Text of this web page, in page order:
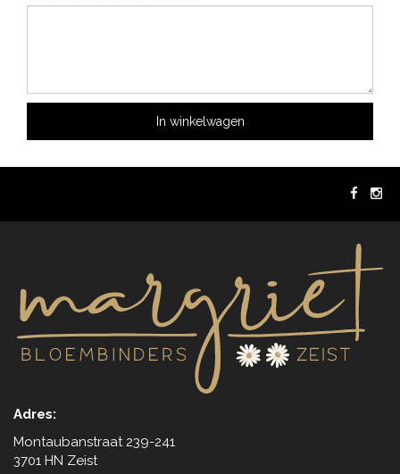
In winkelwagen
Adres:
Montaubanstraat 239-241
3701 HN Zeist